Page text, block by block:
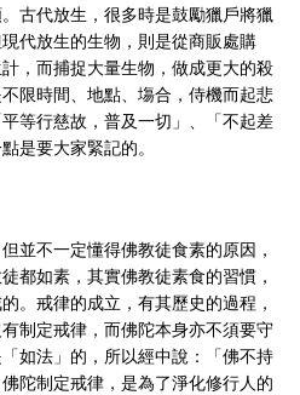
古代放生，很多時是鼓勵獵戶將獵
代放生的生物，則是從商販處購
，而捕捉大量生物，做成更大的殺
限時間、地點、塲合，侍機而起悲
等行慈故，普及一切」、「不起差
是要大家緊記的。
並不一定懂得佛教徒食素的原因，
都如素，其實佛教徒素食的習慣，
。戒律的成立，有其歷史的過程，
制定戒律，而佛陀本身亦不須要守
如法」的，所以經中說：「佛不持
陀制定戒律，是為了淨化修行人的